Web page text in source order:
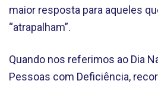
maior resposta para aqueles
“atrapalham”.
Quando nos referimos ao Dia
Pessoas com Deficiência,